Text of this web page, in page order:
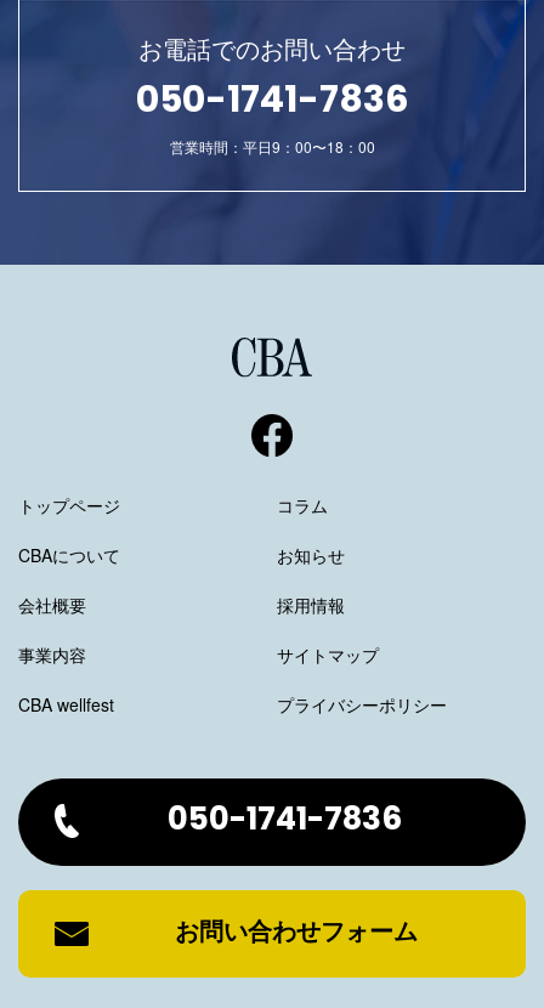
お電話でのお問い合わせ
050-1741-7836
営業時間：平日9：00〜18：00
トップページ
CBAについて
会社概要
事業内容
CBA wellfest
コラム
お知らせ
採用情報
サイトマップ
プライバシーポリシー
050-1741-7836
お問い合わせフォーム